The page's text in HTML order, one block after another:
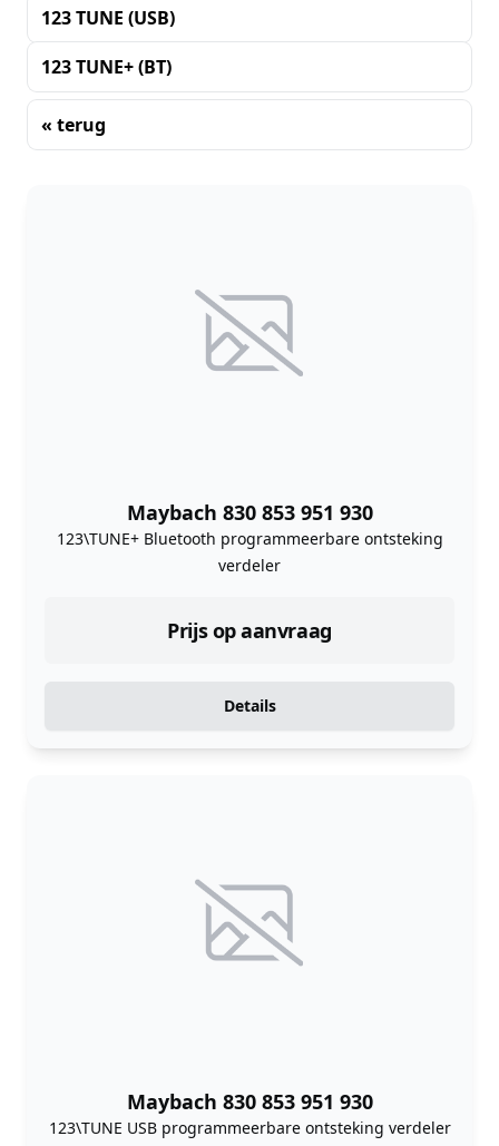
123 TUNE (USB)
123 TUNE+ (BT)
« terug
Maybach 830 853 951 930
123\TUNE+ Bluetooth programmeerbare ontsteking
verdeler
Prijs op aanvraag
Details
Maybach 830 853 951 930
123\TUNE USB programmeerbare ontsteking verdeler